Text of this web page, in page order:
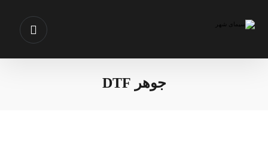
جوهر DTF